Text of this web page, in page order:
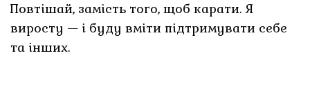
Повтішай, замість того, щоб карати. Я
виросту — і буду вміти підтримувати себе
та інших.